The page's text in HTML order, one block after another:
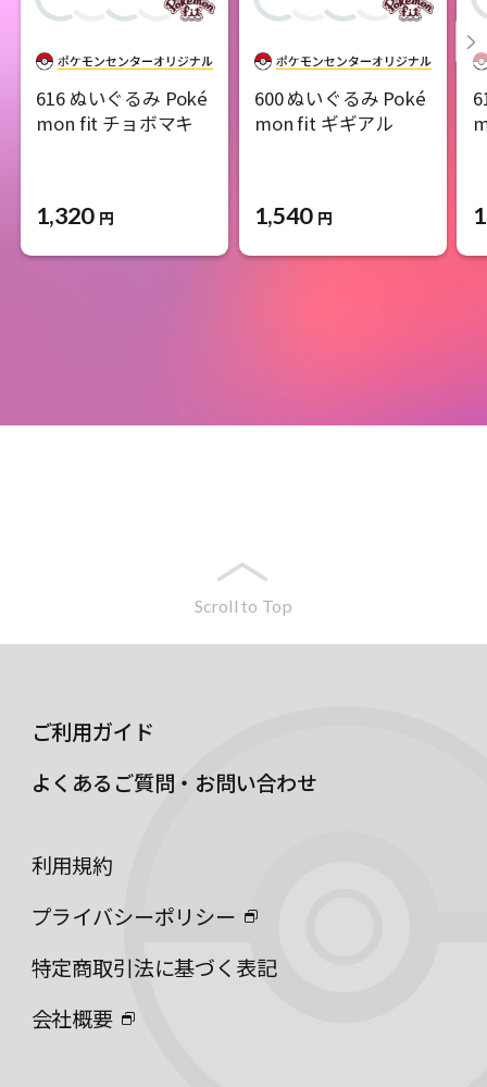
616 ぬいぐるみ Poké
mon fit チョボマキ
1,320 円
600 ぬいぐるみ Poké
mon fit ギギアル
1,540 円
Scroll to Top
ご利用ガイド
よくあるご質問・お問い合わせ
利用規約
プライバシーポリシー
特定商取引法に基づく表記
会社概要